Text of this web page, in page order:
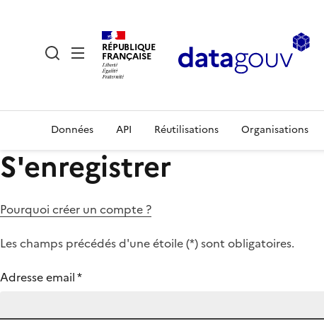
RÉPUBLIQUE
FRANÇAISE
Données API Réutilisations Organisations
S'enregistrer
Pourquoi créer un compte ?
Les champs précédés d'une étoile (*) sont obligatoires.
Adresse email*